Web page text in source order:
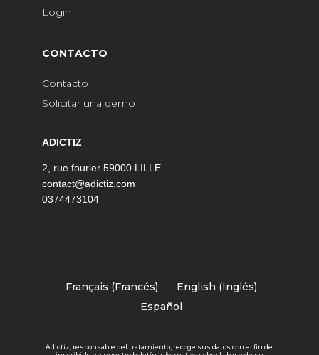
Login
CONTACTO
Contacto
Solicitar una demo
ADICTIZ
2, rue fourier 59000 LILLE
contact@adictiz.com
0374473104
Français (Francés) English (Inglés)
Español
Adictiz, responsable del tratamiento, recoge sus datos con el fin de